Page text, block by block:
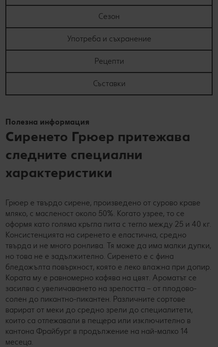
Сезон
Употреба и съхранение
Рецепти
Съставки
Полезна информация
Сиренето Грюер притежава
следните специални
характеристики
Грюер е твърдо сирене, произведено от сурово краве
мляко, с масленост около 50%. Когато узрее, то се
оформя като голяма кръгла пита с тегло между 25 и 40 кг.
Консистенцията на сиренето е еластична, средно
твърда и не много ронлива. Тя може да има малки дупки,
но това не е задължително. Сиренето е с фина
бледожълта повърхност, която е леко влажна при допир.
Кората му е равномерно кафява на цвят. Ароматът се
засилва с увеличаването на зрелостта – от плодово-
солен до пикантно-пикантен. Различните сортове
варират от меки до средно зрели до специалитети,
които са отлежавали в пещера или изключително в
кантона Фрайбург в продължение на най-малко 14
месеца.